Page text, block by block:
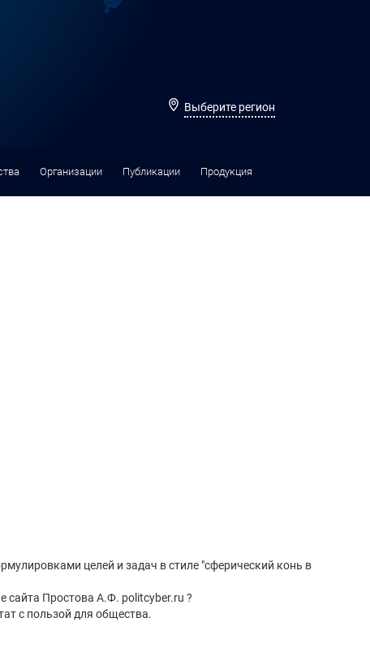
Выберите регион
Организации Публикации Продукция
целей и задач в стиле "сферический конь в
сайта Простова А.Ф. politcyber.ru ?
с пользой для общества.